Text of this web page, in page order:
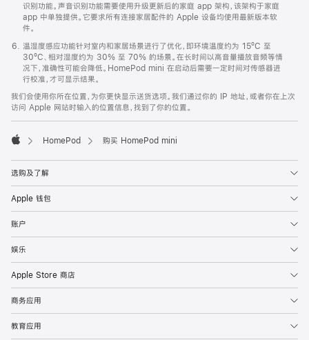
识别功能。声音识别功能需要使用升级更新后的家庭 app 架构，该架构于家庭
app 中单独提供。它要求所有连接家居配件的 Apple 设备均使用最新版本软
件。
温湿度感应功能针对室内和家居场景进行了优化，即环境温度约为 15ºC 至
30ºC、相对湿度约为 30% 至 70% 的场景。在长时间以高音量播放音频等情
况下，准确性可能会降低。HomePod mini 在启动后需要一定时间对传感器进
行校准，才可显示结果。
我们会使用你所在位置，为你更快显示送货选项。我们通过你的 IP 地址，或者你在上次
访问 Apple 网站时输入的位置信息，找到了你的位置。
HomePod 购买 HomePod mini
选购及了解
Apple 钱包
账户
娱乐
Apple Store 商店
商务应用
教育应用